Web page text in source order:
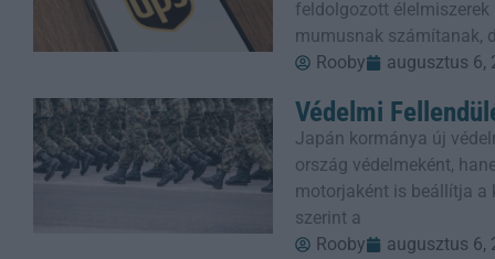
feldolgozott
mumusnak számítanak,
Rooby
augusztus 6,
Védelmi
Japán kormánya új
ország védelmeként,
motorjaként is beállítja a
szerint a
Rooby
augusztus 6,